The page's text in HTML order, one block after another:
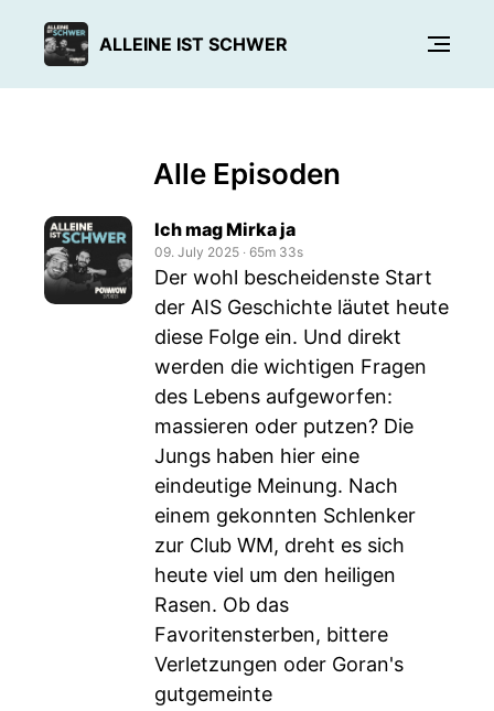
ALLEINE IST SCHWER
Alle Episoden
Ich mag Mirka ja
09. July 2025 ‧ 65m 33s
Der wohl bescheidenste Start
der AIS Geschichte läutet heute
diese Folge ein. Und direkt
werden die wichtigen Fragen
des Lebens aufgeworfen:
massieren oder putzen? Die
Jungs haben hier eine
eindeutige Meinung. Nach
einem gekonnten Schlenker
zur Club WM, dreht es sich
heute viel um den heiligen
Rasen. Ob das
Favoritensterben, bittere
Verletzungen oder Goran's
gutgemeinte